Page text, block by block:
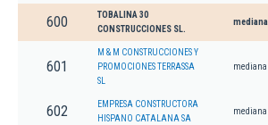
600
TOBALINA 30
CONSTRUCCIONES SL.
mediana
601
M & M CONSTRUCCIONES Y
PROMOCIONES TERRASSA
SL
mediana
602
EMPRESA CONSTRUCTORA
HISPANO CATALANA SA
mediana